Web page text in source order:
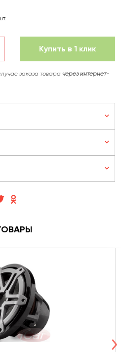
Купить в 1 клик
заказа товара через интернет-